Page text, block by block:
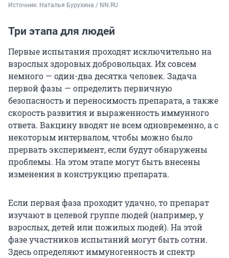
Источник: Наталья Бурухина / NN.RU
Три этапа для людей
Первые испытания проходят исключительно на
взрослых здоровых добровольцах. Их совсем
немного — один-два десятка человек. Задача
первой фазы — определить первичную
безопасность и переносимость препарата, а также
скорость развития и выраженность иммунного
ответа. Вакцину вводят не всем одновременно, а с
некоторым интервалом, чтобы можно было
прервать эксперимент, если будут обнаружены
проблемы. На этом этапе могут быть внесены
изменения в конструкцию препарата.
Если первая фаза проходит удачно, то препарат
изучают в целевой группе людей (например, у
взрослых, детей или пожилых людей). На этой
фазе участников испытаний могут быть сотни.
Здесь определяют иммуногенность и спектр